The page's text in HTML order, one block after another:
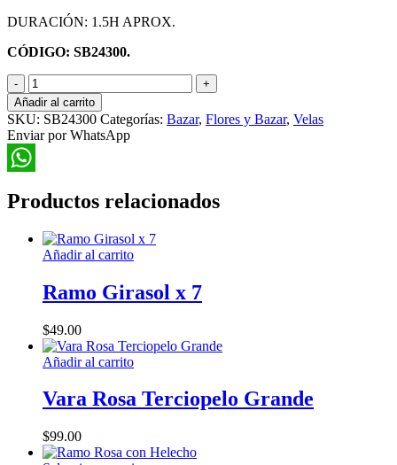
DURACIÓN: 1.5H APROX.
CÓDIGO: SB24300.
Velas
50
Unidades
Blancas
cantidad
Añadir al carrito
SKU: SB24300 Categorías: Bazar, Flores y Bazar, Velas
Enviar por WhatsApp
Productos relacionados
Añadir al carrito
Ramo Girasol x 7
$49.00
Añadir al carrito
Vara Rosa Terciopelo Grande
$99.00